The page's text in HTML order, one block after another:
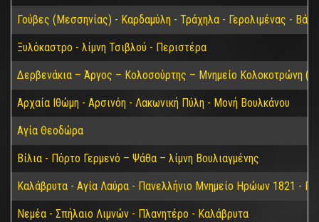
Γούβες (Μεσσηνίας) - Καρδαμύλη - Τράχηλα - Γερολιμένας -
Ξυλόκαστρο - λίμνη Τσιβλού - Περιστέρα
Δερβενάκια – Άργος – Κολοσούρτης – Μνημείο Κολοκοτρώνη
Αρχαία Ιθώμη - Αρσινόη - Λακωνική Πύλη - Μονή Βουλκάνου
Αγία Θεοδώρα
Βίλια - Πόρτο Γερμενό – Ψάθα – λίμνη Βουλιαγμένης
Καλάβρυτα - Αγία Λαύρα - Πανελλήνιο Μνημείο Ηρώων 1821 -
Νεμέα - Σπήλαιο Λιμνών - Πλανητέρο - Καλάβρυτα